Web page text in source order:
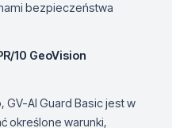
bezpieczeństwa
10 GeoVision
GV-AI Guard Basic jest w
określone warunki,